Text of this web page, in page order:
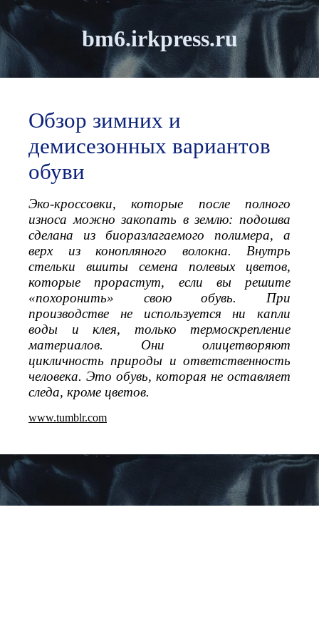
bm6.irkpress.ru
Обзор зимних и
демисезонных вариантов
обуви
Эко-кроссовки, которые после полного
износа можно закопать в землю: подошва
сделана из биоразлагаемого полимера, а
верх из конопляного волокна. Внутрь
стельки вшиты семена полевых цветов,
которые прорастут, если вы решите
«похоронить» свою обувь. При
производстве не используется ни капли
воды и клея, только термоскрепление
материалов. Они олицетворяют
цикличность природы и ответственность
человека. Это обувь, которая не оставляет
следа, кроме цветов.
www.tumblr.com